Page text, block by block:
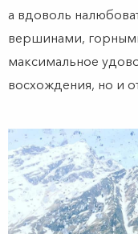
а вдоволь
вершинами,
максимальное
восхождения, но и